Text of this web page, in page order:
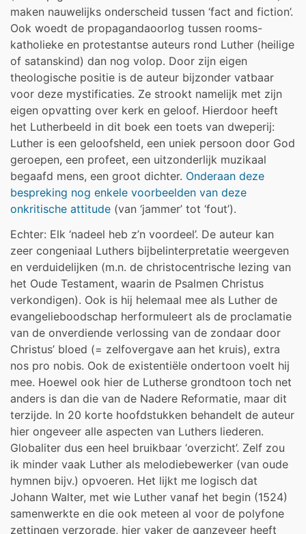
maken nauwelijks onderscheid tussen ‘fact and fiction’.
Ook woedt de propagandaoorlog tussen rooms-
katholieke en protestantse auteurs rond Luther (heilige
of satanskind) dan nog volop. Door zijn eigen
theologische positie is de auteur bijzonder vatbaar
voor deze mystificaties. Ze strookt namelijk met zijn
eigen opvatting over kerk en geloof. Hierdoor heeft
het Lutherbeeld in dit boek een toets van dweperij:
Luther is een geloofsheld, een uniek persoon door God
geroepen, een profeet, een uitzonderlijk muzikaal
begaafd mens, een groot dichter. Onderaan deze
bespreking nog enkele voorbeelden van deze
onkritische attitude (van ‘jammer’ tot ‘fout’).
Echter: Elk ‘nadeel heb z’n voordeel’. De auteur kan
zeer congeniaal Luthers bijbelinterpretatie weergeven
en verduidelijken (m.n. de christocentrische lezing van
het Oude Testament, waarin de Psalmen Christus
verkondigen). Ook is hij helemaal mee als Luther de
evangelieboodschap herformuleert als de proclamatie
van de onverdiende verlossing van de zondaar door
Christus’ bloed (= zelfovergave aan het kruis), extra
nos pro nobis. Ook de existentiële ondertoon voelt hij
mee. Hoewel ook hier de Lutherse grondtoon toch net
anders is dan die van de Nadere Reformatie, maar dit
terzijde. In 20 korte hoofdstukken behandelt de auteur
hier ongeveer alle aspecten van Luthers liederen.
Globaliter dus een heel bruikbaar ‘overzicht’. Zelf zou
ik minder vaak Luther als melodiebewerker (van oude
hymnen bijv.) opvoeren. Het lijkt me logisch dat
Johann Walter, met wie Luther vanaf het begin (1524)
samenwerkte en die ook meteen al voor de polyfone
zettingen verzorgde, hier vaker de ganzeveer heeft